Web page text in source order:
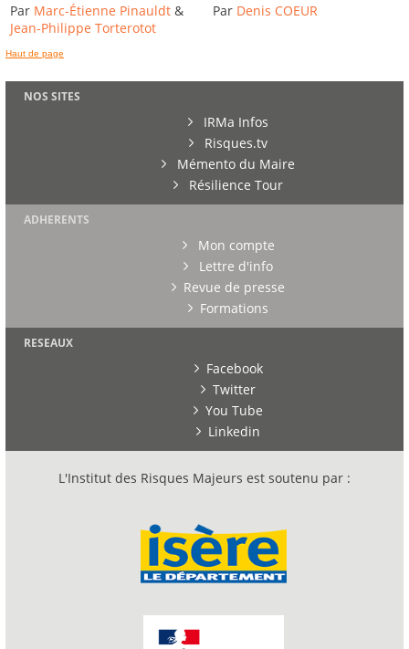
Par Marc-Étienne Pinauldt &
Jean-Philippe Torterotot
Par Denis COEUR
Haut de page
NOS SITES
IRMa Infos
Risques.tv
Mémento du Maire
Résilience Tour
ADHERENTS
Mon compte
Lettre d'info
Revue de presse
Formations
RESEAUX
Facebook
Twitter
You Tube
Linkedin
L'Institut des Risques Majeurs est soutenu par :